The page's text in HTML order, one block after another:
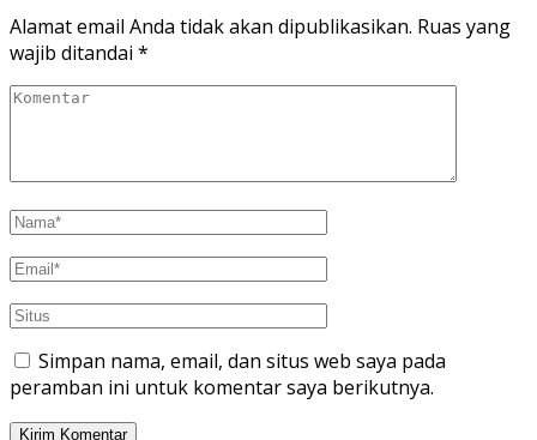
Alamat email Anda tidak akan dipublikasikan. Ruas yang
wajib ditandai *
Simpan nama, email, dan situs web saya pada
peramban ini untuk komentar saya berikutnya.